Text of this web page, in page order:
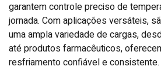
garantem controle preciso de
jornada. Com aplicações versáteis,
uma ampla variedade de cargas,
até produtos farmacêuticos,
resfriamento confiável e consistente.